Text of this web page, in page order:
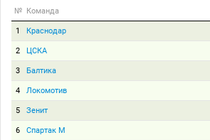
№ Команда
1 Краснодар
2 ЦСКА
3 Балтика
4 Локомотив
5 Зенит
6 Спартак М